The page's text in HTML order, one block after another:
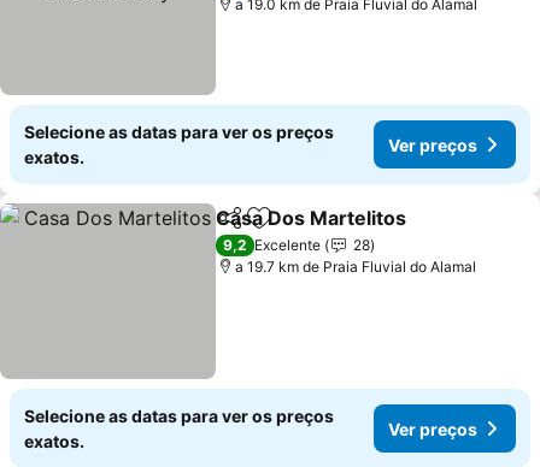
a 19.0 km de Praia Fluvial do Alamal
Selecione as datas para ver os preços
exatos.
Ver preços
PartilharAdicionar aos favoritos
Casa Dos Martelitos
9,2 Excelente
28
a 19.7 km de Praia Fluvial do Alamal
Selecione as datas para ver os preços
exatos.
Ver preços